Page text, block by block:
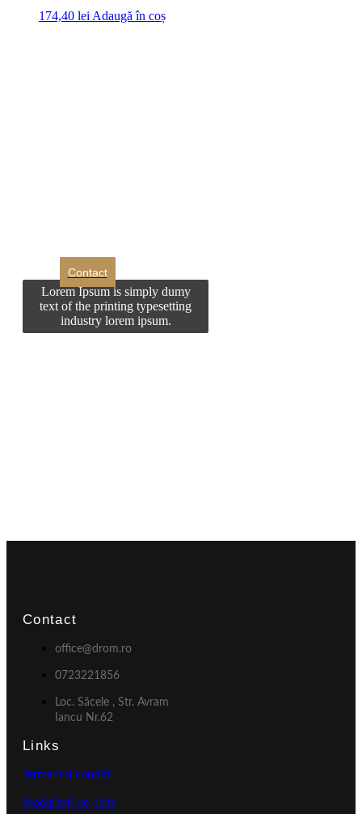
174,40 lei Adaugă în coș
Contact
Lorem Ipsum is simply dumy
text of the printing typesetting
industry lorem ipsum.
Contact
office@drom.ro
0723221856
Loc. Săcele , Str. Avram
Iancu Nr.62
Links
Termeni si conditii
Modalitati de plata